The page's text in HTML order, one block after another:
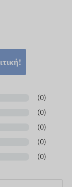
(0)
(0)
(0)
(0)
(0)